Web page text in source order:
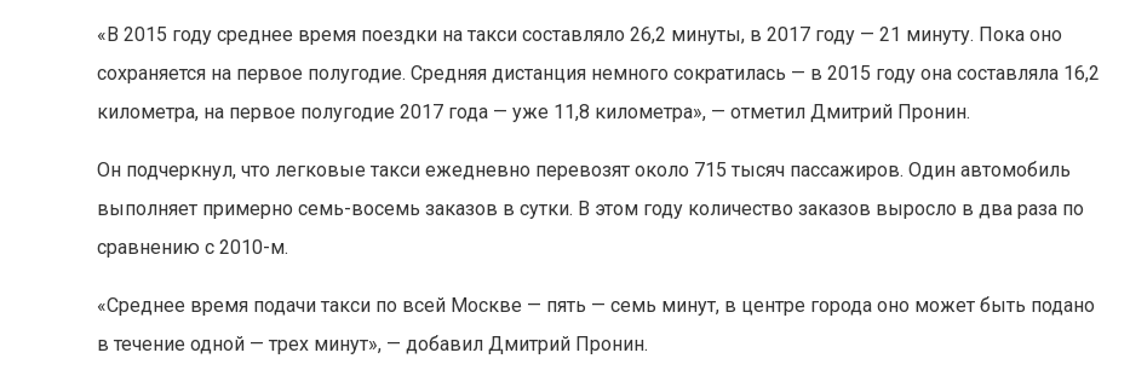
«В 2015 году среднее время поездки на такси составляло 26,2 минуты, в 2017 году — 21 минуту. Пока оно
сохраняется на первое полугодие. Средняя дистанция немного сократилась — в 2015 году она составляла 16,2
километра, на первое полугодие 2017 года — уже 11,8 километра», — отметил Дмитрий Пронин.
Он подчеркнул, что легковые такси ежедневно перевозят около 715 тысяч пассажиров. Один автомобиль
выполняет примерно семь-восемь заказов в сутки. В этом году количество заказов выросло в два раза по
сравнению с 2010-м.
«Среднее время подачи такси по всей Москве — пять — семь минут, в центре города оно может быть подано
в течение одной — трех минут», — добавил Дмитрий Пронин.